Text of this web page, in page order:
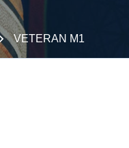
VETERAN M1